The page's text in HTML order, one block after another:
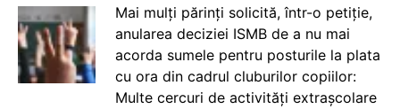
Mai mulți părinți solicită, într-o petiție,
anularea deciziei ISMB de a nu mai
acorda sumele pentru posturile la plata
cu ora din cadrul cluburilor copiilor:
Multe cercuri de activități extrașcolare